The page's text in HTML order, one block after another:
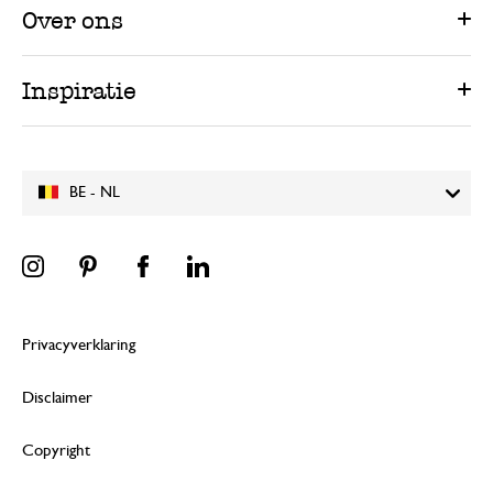
BE - NL
Over ons
Inspiratie
Privacyverklaring
Disclaimer
Copyright